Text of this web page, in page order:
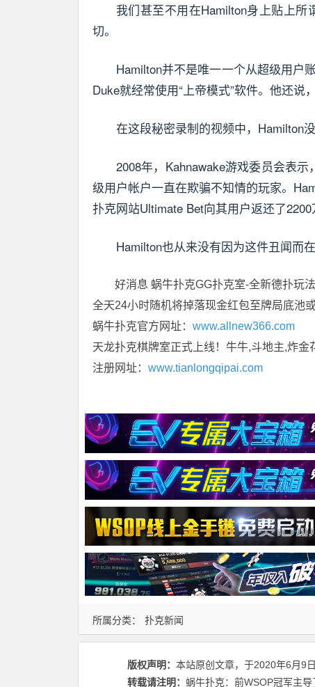
我们甚至不用在Hamilton身上贴上
切。
Hamilton并不是唯一一个从超级用户
Duke就经常使用“上帝模式”软件。他还说
在这段秘密录制的视频中，Hamilton
2008年，Kahnawake游戏委员会表
级用户帐户一直在欺骗不知情的玩家。
扑克网站Ultimate Bet向其用户返还了2200
Hamilton也从来没有因为这件丑闻而
好消息 蜗牛扑克GG扑克室-全新德扑玩
全天24小时随机将掉落现金红包至牌局底池
蜗牛扑克官方网址： www.allnew366.com
天龙扑克棋牌室正式上线！牛牛,斗地主,炸金
注册网址： www.tianlongqipai.com
所属分类： 扑克新闻
版权声明： 本站原创文章，于2020年6月9日
转载请注明： 蜗牛扑克：前WSOP冠军主